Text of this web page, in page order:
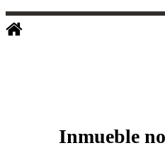
Inmueble